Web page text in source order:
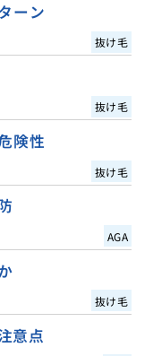
ーン
抜け毛
抜け毛
険性
抜け毛
AGA
抜け毛
意点